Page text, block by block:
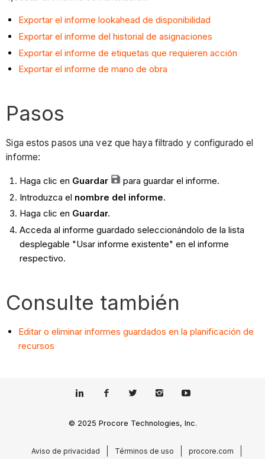
Exportar el informe lookahead de disponibilidad
Exportar el informe del historial de asignaciones
Exportar el informe de etiquetas que requieren acción
Exportar el informe de mano de obra
Pasos
Siga estos pasos una vez que haya filtrado y configurado el
informe:
Haga clic en Guardar
para guardar el informe.
Introduzca el nombre del informe.
Haga clic en Guardar.
Acceda al informe guardado seleccionándolo de la lista
desplegable "Usar informe existente" en el informe
respectivo.
Consulte también
Editar o eliminar informes guardados en la planificación de
recursos
© 2025 Procore Technologies, Inc.
Aviso de privacidad Términos de uso
procore.com